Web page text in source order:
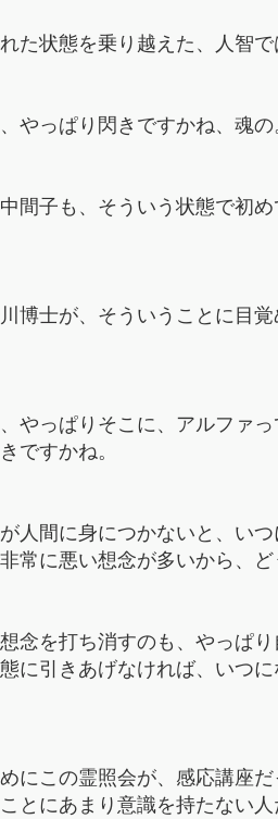
た状態を乗り越えた、人智で
やっぱり閃きですかね、魂の
間子も、そういう状態で初
博士が、そういうことに目
やっぱりそこに、アルファ
ですかね。
人間に身につかないと、い
常に悪い想念が多いから、ど
念を打ち消すのも、やっぱ
に引きあげなければ、いつ
にこの霊照会が、感応講座
とにあまり意識を持たない